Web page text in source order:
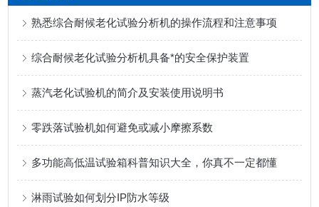
熟悉综合耐候老化试验分析机的操作流程和注意事项
综合耐候老化试验分析机具备*的安全保护装置
蒸汽老化试验机的简介及安装使用说明书
零跌落试验机如何避免或减小摩擦系数
多功能高低温试验箱科普知识大全，你真不一定都懂
淋雨试验如何划分IP防水等级